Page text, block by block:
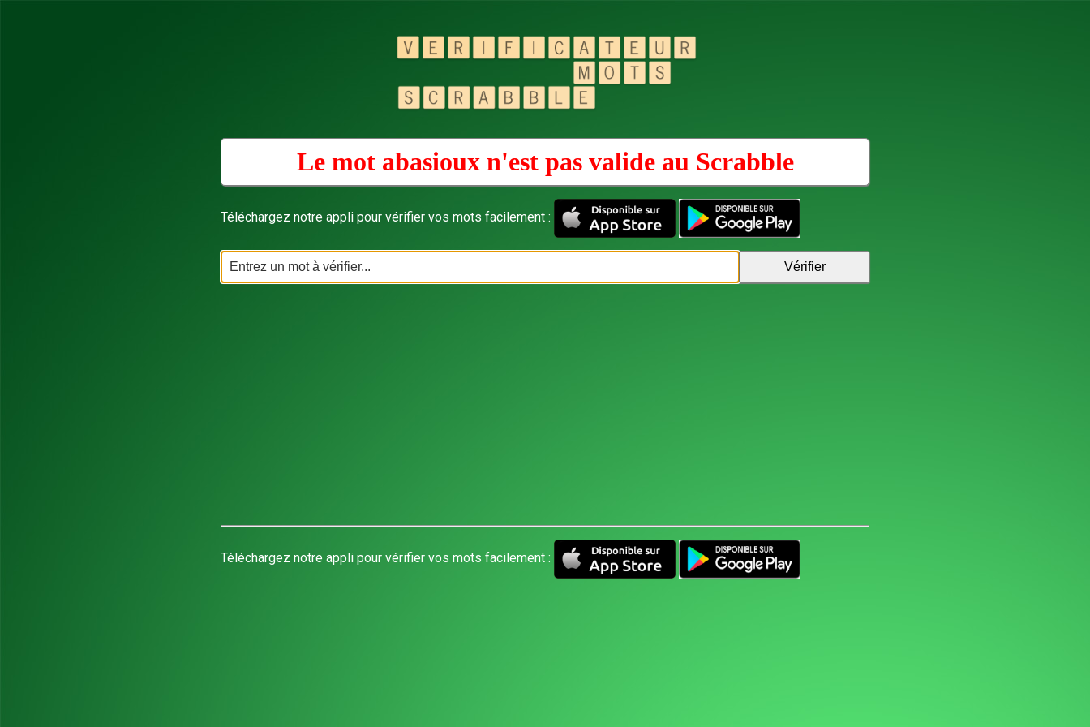
Le mot abasioux n'est pas valide au Scrabble
Téléchargez notre appli pour vérifier vos mots facilement :
Téléchargez notre appli pour vérifier vos mots facilement :